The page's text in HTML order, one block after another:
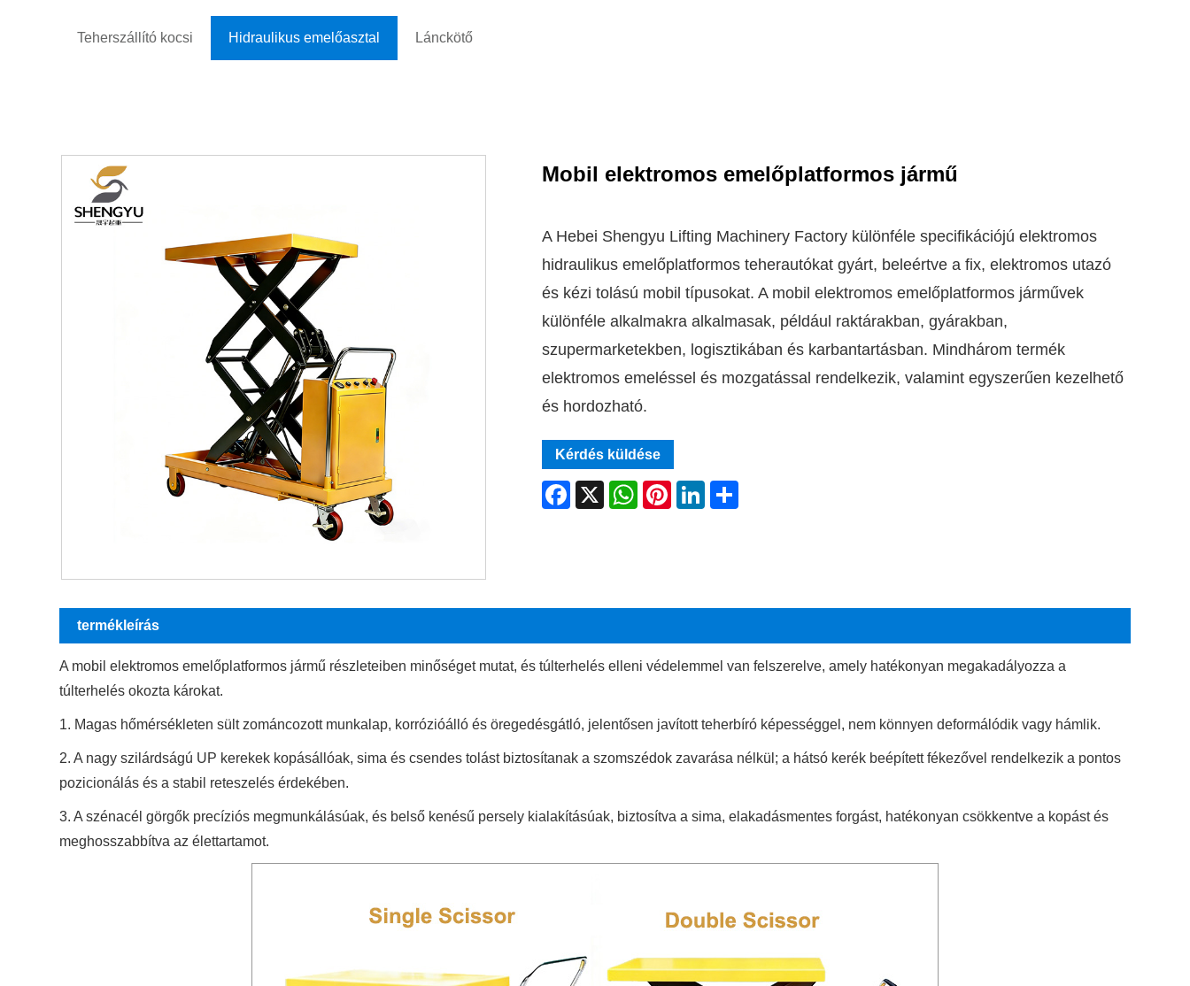
Teherszállító kocsi Hidraulikus emelőasztal Lánckötő
Mobil elektromos emelőplatformos jármű
A Hebei Shengyu Lifting Machinery Factory különféle specifikációjú elektromos
hidraulikus emelőplatformos teherautókat gyárt, beleértve a fix, elektromos utazó
és kézi tolású mobil típusokat. A mobil elektromos emelőplatformos járművek
különféle alkalmakra alkalmasak, például raktárakban, gyárakban,
szupermarketekben, logisztikában és karbantartásban. Mindhárom termék
elektromos emeléssel és mozgatással rendelkezik, valamint egyszerűen kezelhető
és hordozható.
Kérdés küldése
Facebook
X WhatsAppPinterestLinkedInShare
termékleírás
A mobil elektromos emelőplatformos jármű részleteiben minőséget mutat, és túlterhelés elleni védelemmel van felszerelve, amely hatékonyan megakadályozza a
túlterhelés okozta károkat.
1. Magas hőmérsékleten sült zománcozott munkalap, korrózióálló és öregedésgátló, jelentősen javított teherbíró képességgel, nem könnyen deformálódik vagy hámlik.
2. A nagy szilárdságú UP kerekek kopásállóak, sima és csendes tolást biztosítanak a szomszédok zavarása nélkül; a hátsó kerék beépített fékezővel rendelkezik a pontos
pozicionálás és a stabil reteszelés érdekében.
3. A szénacél görgők precíziós megmunkálásúak, és belső kenésű persely kialakításúak, biztosítva a sima, elakadásmentes forgást, hatékonyan csökkentve a kopást és
meghosszabbítva az élettartamot.